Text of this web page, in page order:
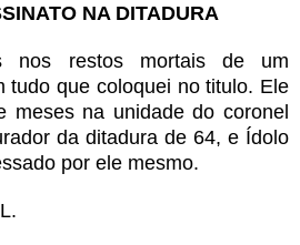
NA DITADURA
nos restos mortais de um
tudo que coloquei no titulo. Ele
meses na unidade do coronel
da ditadura de 64, e Ídolo
por ele mesmo.